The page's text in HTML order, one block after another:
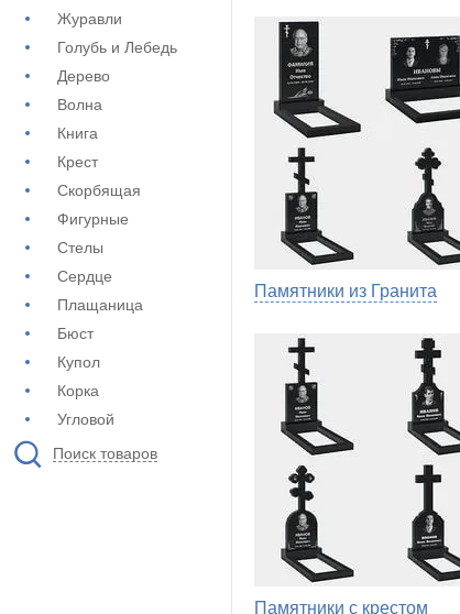
Журавли
Голубь и Лебедь
Дерево
Волна
Книга
Крест
Скорбящая
Фигурные
Стелы
Сердце
Плащаница
Бюст
Купол
Корка
Угловой
Поиск товаров
Памятники из Гранита
Памятники с крестом